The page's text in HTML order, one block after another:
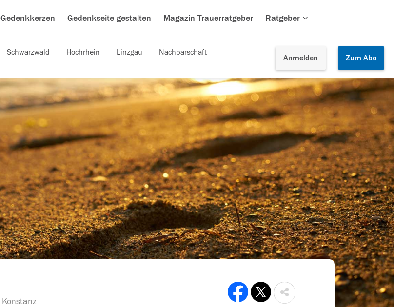
Gedenkkerzen Gedenkseite gestalten Magazin Trauerratgeber Ratgeber
Anmelden Zum Abo
Schwarzwald Hochrhein Linzgau Nachbarschaft
Konstanz